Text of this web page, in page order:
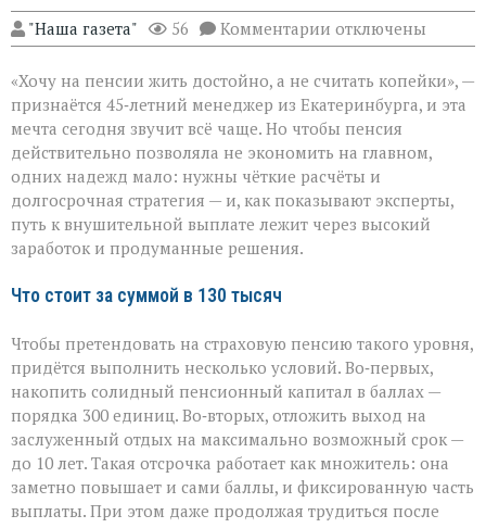
"Наша газета" 56 Комментарии к
записи
мечты:
что
нужно,
чтобы
получать
130
тысяч
рублей
отключены
«Хочу на пенсии жить достойно, а не считать копейки», —
признаётся 45‑летний менеджер из Екатеринбурга, и эта
мечта сегодня звучит всё чаще. Но чтобы пенсия
действительно позволяла не экономить на главном,
одних надежд мало: нужны чёткие расчёты и
долгосрочная стратегия — и, как показывают эксперты,
путь к внушительной выплате лежит через высокий
заработок и продуманные решения.
Что стоит за суммой в 130 тысяч
Чтобы претендовать на страховую пенсию такого уровня,
придётся выполнить несколько условий. Во‑первых,
накопить солидный пенсионный капитал в баллах —
порядка 300 единиц. Во‑вторых, отложить выход на
заслуженный отдых на максимально возможный срок —
до 10 лет. Такая отсрочка работает как множитель: она
заметно повышает и сами баллы, и фиксированную часть
выплаты. При этом даже продолжая трудиться после